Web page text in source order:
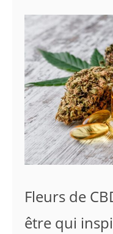
Fleurs de
être qui